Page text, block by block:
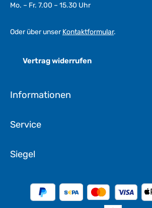
Mo. – Fr. 7.00 – 15.30 Uhr
Oder über unserKontaktformular.
Vertrag widerrufen
Informationen
Service
Siegel